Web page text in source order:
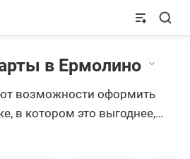
в Ермолино
возможности оформить
в котором это выгоднее,
с населением чуть
всего 3 отделения